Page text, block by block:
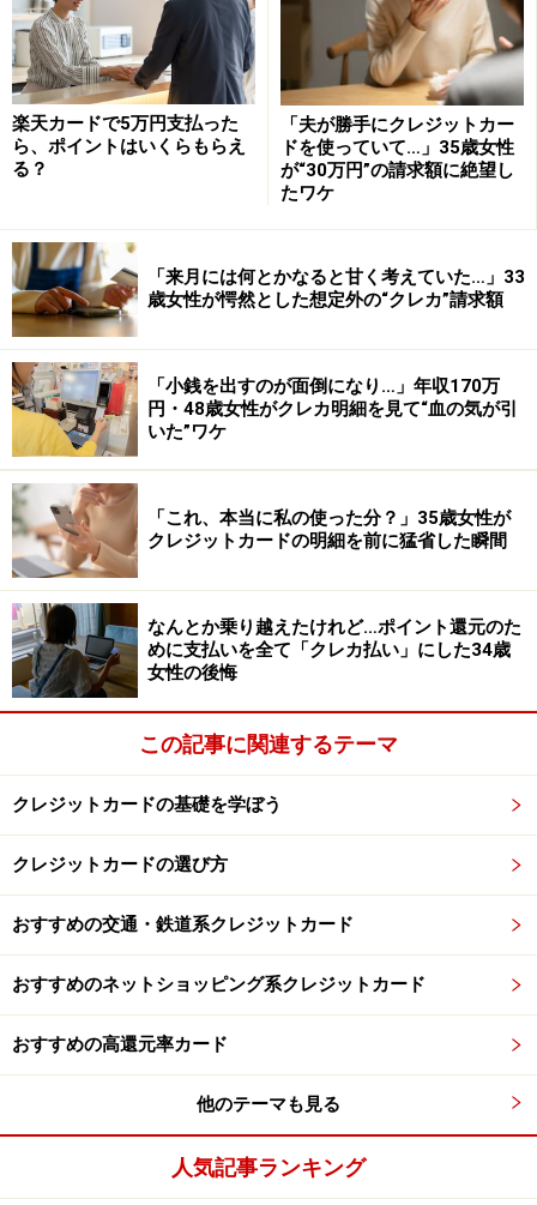
※記事に記載の情報は2021年6月2日時点のものです。
＜目次＞
そもそも家族カードとは
楽天カードにおける本カードとの違い
楽天カードの家族カードを持つ４つのメリット
楽天カードの家族カードを持つ４つのデメリット
楽天カードの家族カードの作り方
まとめ：メリット・デメリットを理解した上で、本
カードか家族カードを選ぼう
そもそも家族カードとは
まずクレジットカードにおける家族カードの説明をしま
す。
家族カードとは、本会員に紐づいた子カードのことをい
本会員の家族が申し込むことが可能であり、本会員と同
じような特典を利用することができます。
例えば海外旅行保険や優待割引サービスなど、お得な特
典を家族で利用することが可能である場合があります。
対象範囲について
家族カードの対象となる家族の範囲は、カードによって
も異なります。主に、以下のような方が対象となること
楽天カードで5万円支払った
ら、ポイントはいくらもらえ
る？
「夫が勝手にクレジットカー
ドを使っていて…」35歳女性
が“30万円”の請求額に絶望し
たワケ
「来月には何とかなると甘く考えていた…」33
歳女性が愕然とした想定外の“クレカ”請求額
「小銭を出すのが面倒になり…」年収170万
円・48歳女性がクレカ明細を見て“血の気が引
いた”ワケ
「これ、本当に私の使った分？」35歳女性が
クレジットカードの明細を前に猛省した瞬間
なんとか乗り越えたけれど…ポイント還元のた
めに支払いを全て「クレカ払い」にした34歳
女性の後悔
この記事に関連するテーマ
クレジットカードの基礎を学ぼう
クレジットカードの選び方
おすすめの交通・鉄道系クレジットカード
おすすめのネットショッピング系クレジットカード
おすすめの高還元率カード
他のテーマも見る
人気記事ランキング